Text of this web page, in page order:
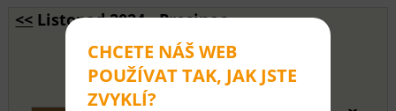
<< Listopad 2024 - Prosinec
2024>>
CHCETE NÁŠ WEB
POUŽÍVAT TAK, JAK JSTE
ZVYKLÍ?